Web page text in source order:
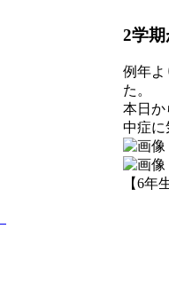
2学
例年よ
た。
本日か
中症に
【6年